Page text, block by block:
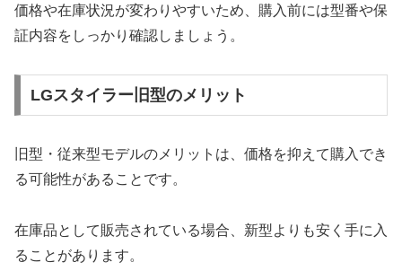
価格や在庫状況が変わりやすいため、購入前には型番や保
証内容をしっかり確認しましょう。
LGスタイラー旧型のメリット
旧型・従来型モデルのメリットは、価格を抑えて購入でき
る可能性があることです。
在庫品として販売されている場合、新型よりも安く手に入
ることがあります。